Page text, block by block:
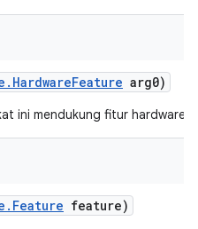
. HardwareFeature arg0)
ini mendukung fitur hardware
. Feature feature)